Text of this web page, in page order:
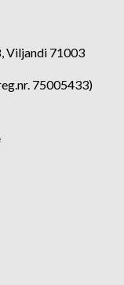
Viljandi 71003
75005433)